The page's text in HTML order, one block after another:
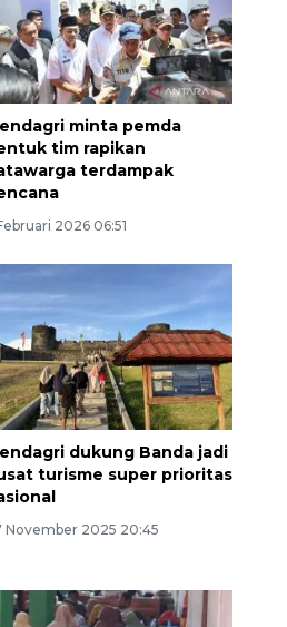
minta pemda
tim rapikan
terdampak
2026 06:51
dukung Banda jadi
turisme super prioritas
November 2025 20:45
baru
2026